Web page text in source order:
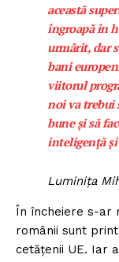
această
îngroapă în
urmărit, dar
bani
viitorul
noi va trebui
bune și să
inteligență și
Luminița
În încheiere s-ar
românii sunt
cetățenii UE. Iar